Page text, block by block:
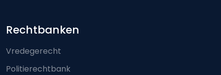
Footer-menu
Rechtbanken
Vredegerecht
Politierechtbank